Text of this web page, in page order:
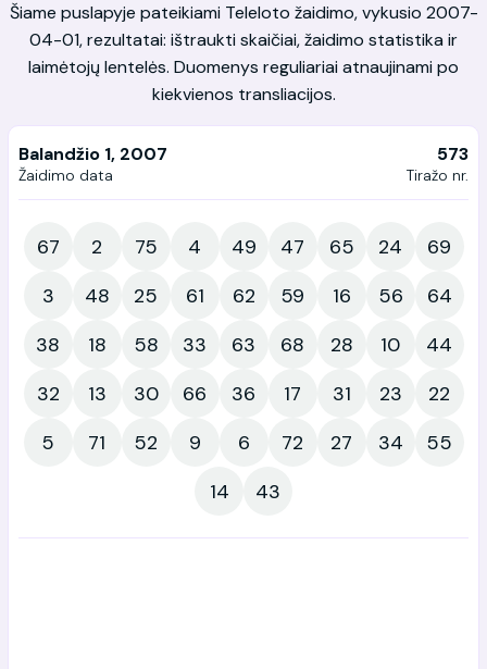
Šiame puslapyje pateikiami Teleloto žaidimo, vykusio 2007-
04-01, rezultatai: ištraukti skaičiai, žaidimo statistika ir
laimėtojų lentelės. Duomenys reguliariai atnaujinami po
kiekvienos transliacijos.
Balandžio 1, 2007
Žaidimo data
573
Tiražo nr.
67 2 75 4 49 47 65 24
69
3
48 25 61 62 59 16 56
64
38
18 58 33 63 68 28 10
44
32
13 30 66 36 17 31 23
22
5
71 52 9 6 72 27 34
55
14
43